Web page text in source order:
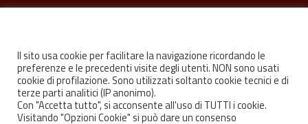
FacebookYoutubeInstagram
Il sito usa cookie per facilitare la navigazione ricordando le
preferenze e le precedenti visite degli utenti. NON sono usati
cookie di profilazione. Sono utilizzati soltanto cookie tecnici e di
terze parti analitici (IP anonimo).
Con "Accetta tutto", si acconsente all'uso di TUTTI i cookie.
Visitando "Opzioni Cookie" si può dare un consenso